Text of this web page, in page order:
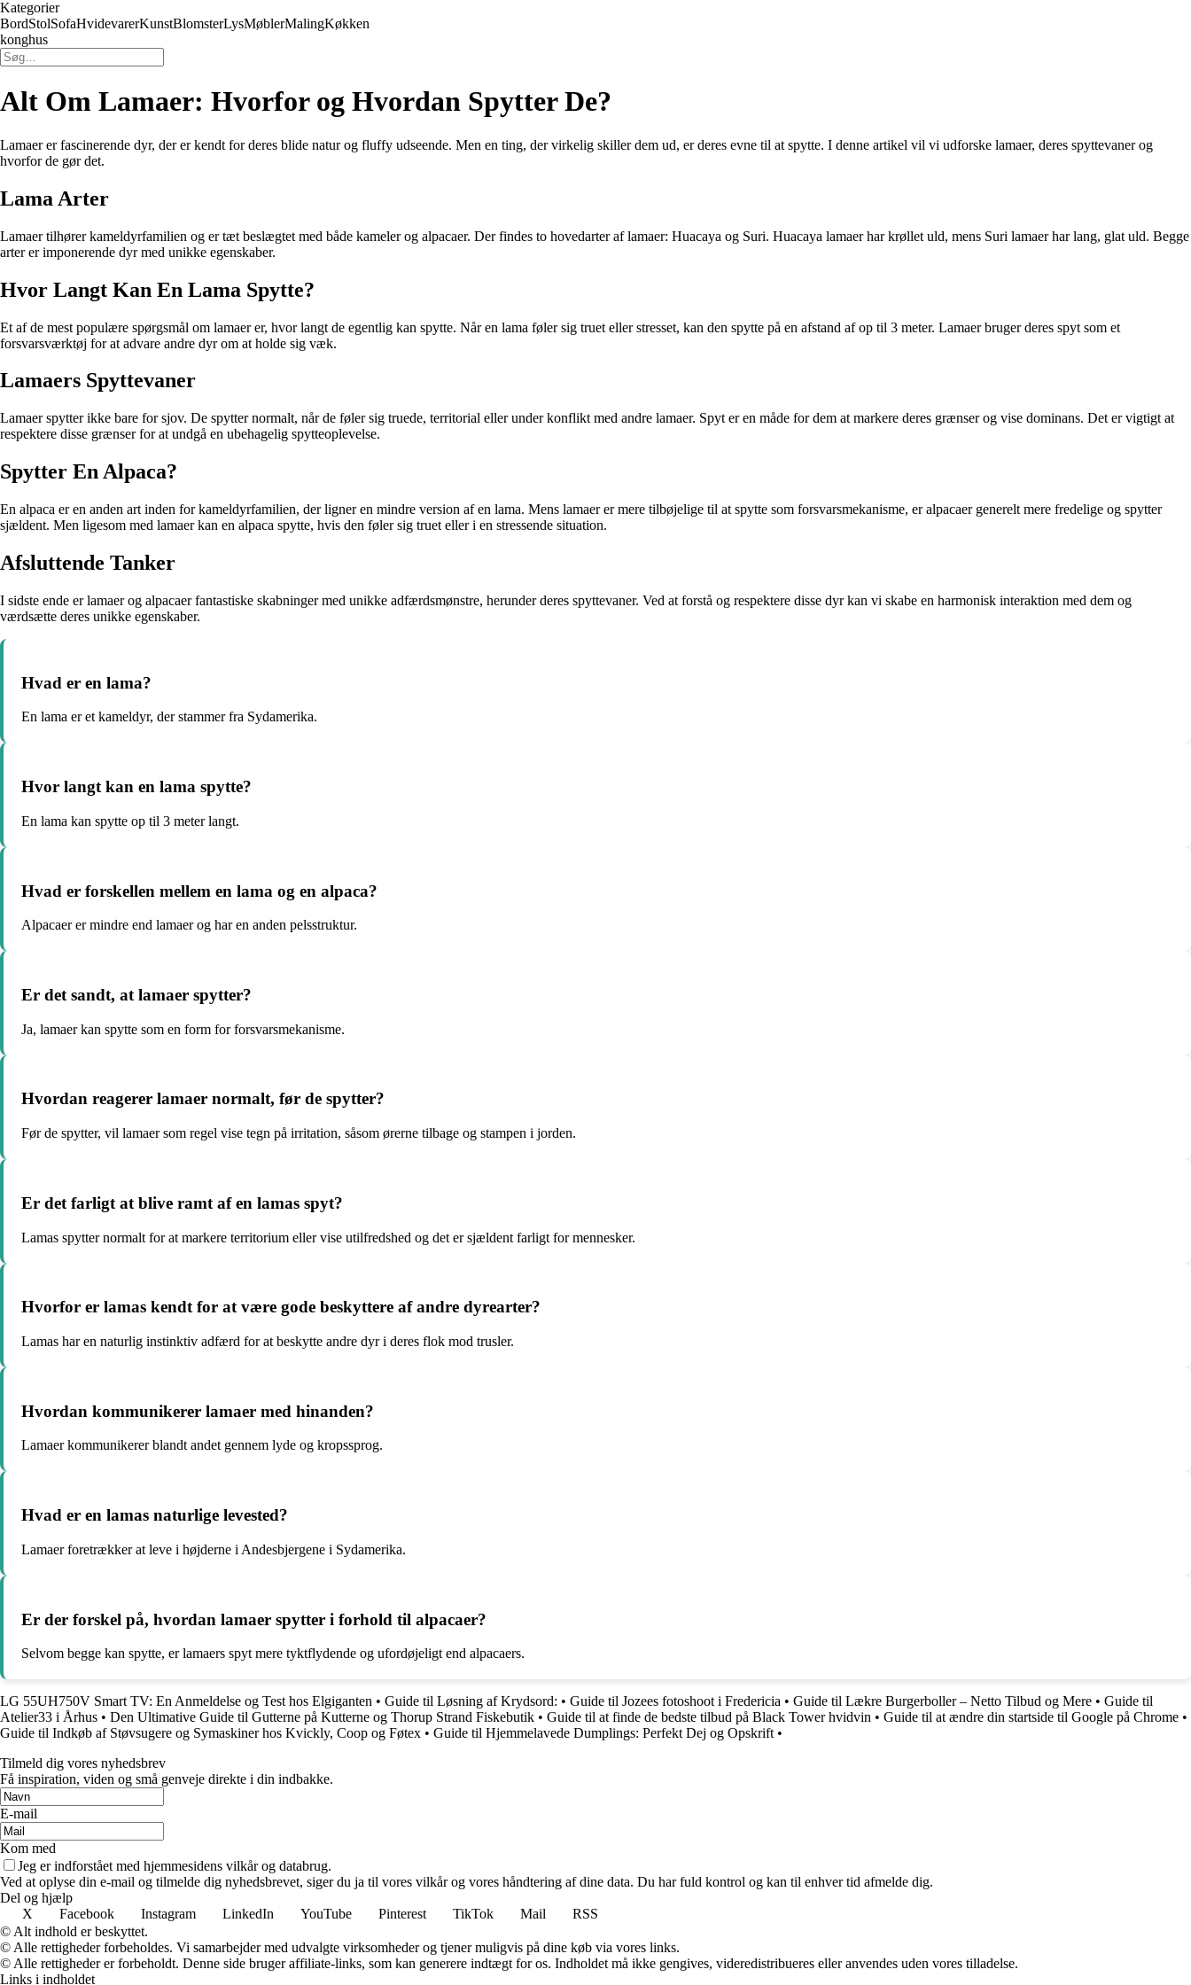
Kategorier
BordStolSofaHvidevarerKunstBlomsterLysMøblerMalingKøkken
konghus
Alt Om Lamaer: Hvorfor og Hvordan Spytter De?
Lamaer er fascinerende dyr, der er kendt for deres blide natur og fluffy udseende. Men en ting, der virkelig skiller dem ud, er deres evne til at spytte. I denne artikel vil vi udforske lamaer, deres spyttevaner og
hvorfor de gør det.
Lama Arter
Lamaer tilhører kameldyrfamilien og er tæt beslægtet med både kameler og alpacaer. Der findes to hovedarter af lamaer: Huacaya og Suri. Huacaya lamaer har krøllet uld, mens Suri lamaer har lang, glat uld. Begge
arter er imponerende dyr med unikke egenskaber.
Hvor Langt Kan En Lama Spytte?
Et af de mest populære spørgsmål om lamaer er, hvor langt de egentlig kan spytte. Når en lama føler sig truet eller stresset, kan den spytte på en afstand af op til 3 meter. Lamaer bruger deres spyt som et
forsvarsværktøj for at advare andre dyr om at holde sig væk.
Lamaers Spyttevaner
Lamaer spytter ikke bare for sjov. De spytter normalt, når de føler sig truede, territorial eller under konflikt med andre lamaer. Spyt er en måde for dem at markere deres grænser og vise dominans. Det er vigtigt at
respektere disse grænser for at undgå en ubehagelig spytteoplevelse.
Spytter En Alpaca?
En alpaca er en anden art inden for kameldyrfamilien, der ligner en mindre version af en lama. Mens lamaer er mere tilbøjelige til at spytte som forsvarsmekanisme, er alpacaer generelt mere fredelige og spytter
sjældent. Men ligesom med lamaer kan en alpaca spytte, hvis den føler sig truet eller i en stressende situation.
Afsluttende Tanker
I sidste ende er lamaer og alpacaer fantastiske skabninger med unikke adfærdsmønstre, herunder deres spyttevaner. Ved at forstå og respektere disse dyr kan vi skabe en harmonisk interaktion med dem og
værdsætte deres unikke egenskaber.
Hvad er en lama?
En lama er et kameldyr, der stammer fra Sydamerika.
Hvor langt kan en lama spytte?
En lama kan spytte op til 3 meter langt.
Hvad er forskellen mellem en lama og en alpaca?
Alpacaer er mindre end lamaer og har en anden pelsstruktur.
Er det sandt, at lamaer spytter?
Ja, lamaer kan spytte som en form for forsvarsmekanisme.
Hvordan reagerer lamaer normalt, før de spytter?
Før de spytter, vil lamaer som regel vise tegn på irritation, såsom ørerne tilbage og stampen i jorden.
Er det farligt at blive ramt af en lamas spyt?
Lamas spytter normalt for at markere territorium eller vise utilfredshed og det er sjældent farligt for mennesker.
Hvorfor er lamas kendt for at være gode beskyttere af andre dyrearter?
Lamas har en naturlig instinktiv adfærd for at beskytte andre dyr i deres flok mod trusler.
Hvordan kommunikerer lamaer med hinanden?
Lamaer kommunikerer blandt andet gennem lyde og kropssprog.
Hvad er en lamas naturlige levested?
Lamaer foretrækker at leve i højderne i Andesbjergene i Sydamerika.
Er der forskel på, hvordan lamaer spytter i forhold til alpacaer?
Selvom begge kan spytte, er lamaers spyt mere tyktflydende og ufordøjeligt end alpacaers.
LG 55UH750V Smart TV: En Anmeldelse og Test hos Elgiganten • Guide til Løsning af Krydsord: • Guide til Jozees fotoshoot i Fredericia • Guide til Lækre Burgerboller – Netto Tilbud og Mere • Guide til
Atelier33 i Århus • Den Ultimative Guide til Gutterne på Kutterne og Thorup Strand Fiskebutik • Guide til at finde de bedste tilbud på Black Tower hvidvin • Guide til at ændre din startside til Google på Chrome •
Guide til Indkøb af Støvsugere og Symaskiner hos Kvickly, Coop og Føtex • Guide til Hjemmelavede Dumplings: Perfekt Dej og Opskrift •
Tilmeld dig vores nyhedsbrev
Få inspiration, viden og små genveje direkte i din indbakke.
E-mail
Kom med
Jeg er indforstået med hjemmesidens vilkår og databrug.
Ved at oplyse din e-mail og tilmelde dig nyhedsbrevet, siger du ja til vores vilkår og vores håndtering af dine data. Du har fuld kontrol og kan til enhver tid afmelde dig.
Del og hjælp
X
Facebook Instagram LinkedIn YouTube Pinterest TikTok Mail
RSS
© Alt indhold er beskyttet.
© Alle rettigheder forbeholdes. Vi samarbejder med udvalgte virksomheder og tjener muligvis på dine køb via vores links.
© Alle rettigheder er forbeholdt. Denne side bruger affiliate-links, som kan generere indtægt for os. Indholdet må ikke gengives, videredistribueres eller anvendes uden vores tilladelse.
Links i indholdet